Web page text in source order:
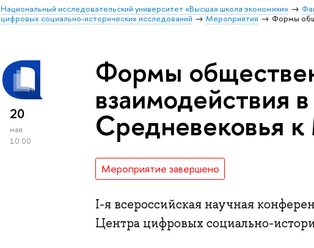
Национальный исследовательский университет «Высшая школа экономики»
цифровых социально-исторических исследований
Мероприятия Формы
20
мая
10:00
Формы
взаимодействия
Средневековья
Мероприятие завершено
I-я всероссийская научная
Центра цифровых социально-